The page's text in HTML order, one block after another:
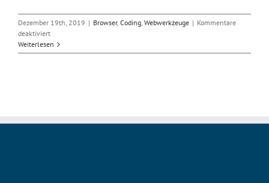
Dezember 19th, 2019 | Browser, Coding, Webwerkzeuge | Kommentare
deaktiviertfür
Vivaldi
2.10
Weiterlesen